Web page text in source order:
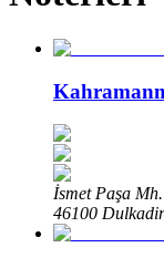
İsmet Paşa
46100